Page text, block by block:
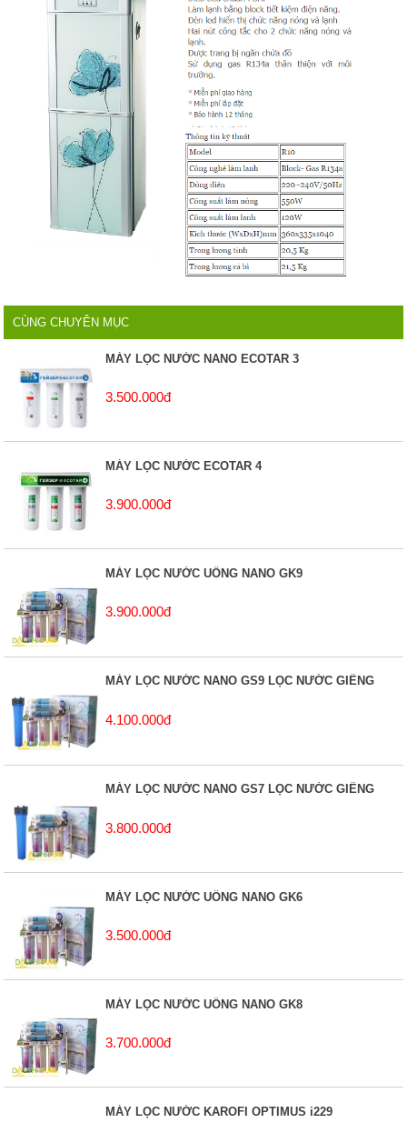
CÙNG CHUYÊN MỤC
MÁY LỌC NƯỚC NANO ECOTAR 3
3.500.000đ
MÁY LỌC NƯỚC ECOTAR 4
3.900.000đ
MÁY LỌC NƯỚC UỐNG NANO GK9
3.900.000đ
MÁY LỌC NƯỚC NANO GS9 LỌC NƯỚC GIẾNG
4.100.000đ
MÁY LỌC NƯỚC NANO GS7 LỌC NƯỚC GIẾNG
3.800.000đ
MÁY LỌC NƯỚC UỐNG NANO GK6
3.500.000đ
MÁY LỌC NƯỚC UỐNG NANO GK8
3.700.000đ
MÁY LỌC NƯỚC KAROFI OPTIMUS i229